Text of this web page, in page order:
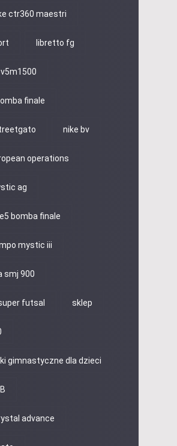
ctr360 maestri
libretto fg
finale
nike bv
operations
ag
bomba finale
mystic iii
smj 900
futsal sklep
gimnastyczne dla dzieci
advance